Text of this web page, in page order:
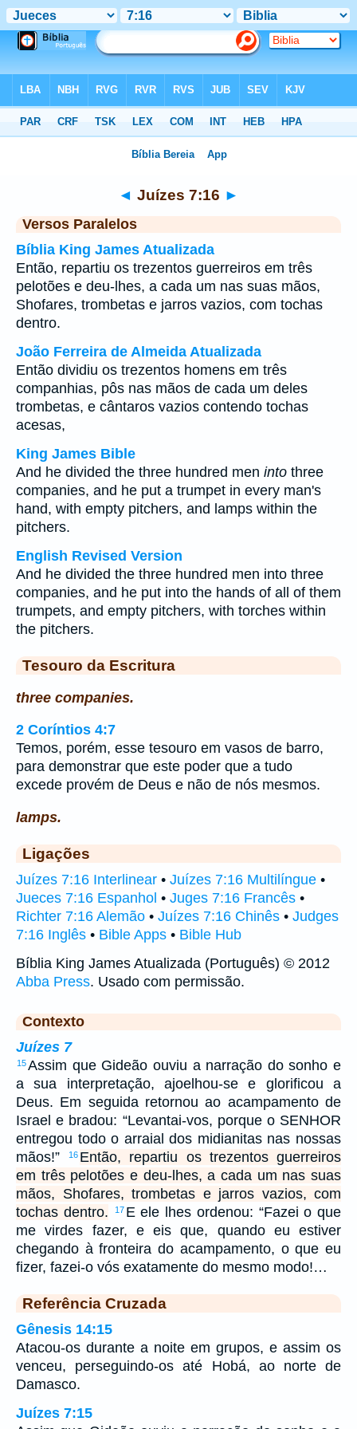
◄ Juízes 7:16 ►
Versos Paralelos
Bíblia King James Atualizada
Então, repartiu os trezentos guerreiros em três
pelotões e deu-lhes, a cada um nas suas mãos,
Shofares, trombetas e jarros vazios, com tochas
dentro.
João Ferreira de Almeida Atualizada
Então dividiu os trezentos homens em três
companhias, pôs nas mãos de cada um deles
trombetas, e cântaros vazios contendo tochas
acesas,
King James Bible
And he divided the three hundred men into three
companies, and he put a trumpet in every man's
hand, with empty pitchers, and lamps within the
pitchers.
English Revised Version
And he divided the three hundred men into three
companies, and he put into the hands of all of them
trumpets, and empty pitchers, with torches within
the pitchers.
Tesouro da Escritura
three companies.
2 Coríntios 4:7
Temos, porém, esse tesouro em vasos de barro,
para demonstrar que este poder que a tudo
excede provém de Deus e não de nós mesmos.
lamps.
Ligações
Juízes 7:16 Interlinear • Juízes 7:16 Multilíngue •
Jueces 7:16 Espanhol • Juges 7:16 Francês •
Richter 7:16 Alemão • Juízes 7:16 Chinês • Judges
7:16 Inglês • Bible Apps • Bible Hub
Bíblia King James Atualizada (Português) © 2012
Abba Press. Usado com permissão.
Contexto
Juízes 7
15Assim que Gideão ouviu a narração do sonho e
a sua interpretação, ajoelhou-se e glorificou a
Deus. Em seguida retornou ao acampamento de
Israel e bradou: “Levantai-vos, porque o SENHOR
entregou todo o arraial dos midianitas nas nossas
mãos!”
16 Então, repartiu os trezentos guerreiros
em três pelotões e deu-lhes, a cada um nas suas
mãos, Shofares, trombetas e jarros vazios, com
tochas dentro.
17 E ele lhes ordenou: “Fazei o que
me virdes fazer, e eis que, quando eu estiver
chegando à fronteira do acampamento, o que eu
fizer, fazei-o vós exatamente do mesmo modo!…
Referência Cruzada
Gênesis 14:15
Atacou-os durante a noite em grupos, e assim os
venceu, perseguindo-os até Hobá, ao norte de
Damasco.
Juízes 7:15